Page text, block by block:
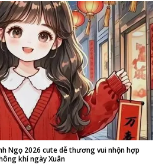
Ngọ 2026 cute dễ thương vui nhộn hợp
khí ngày Xuân